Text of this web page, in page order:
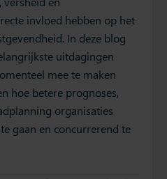
invloed hebben op het
In deze blog
uitdagingen
mee te maken
hoe betere prognoses,
organisaties
gaan en concurrerend te